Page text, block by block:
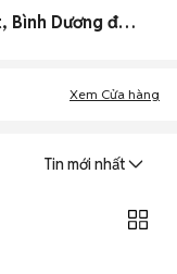
0 Zte Axon 10 Pro cũ Thị xã Bến Cát, Bình Dương đẹp
Xem Cửa hàng
Tin mới nhất